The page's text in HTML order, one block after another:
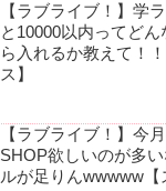
【ラブライブ！】学
と10000以内ってど
ら入れるか教えて！
ス】
【ラブライブ！】今
SHOP欲しいのが多
ルが足りんwwwww【